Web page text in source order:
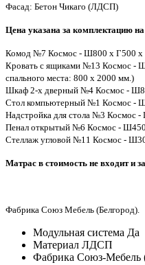
Фасад: Бетон Чикаго (ЛДСП)
Цена указана за комплектацию
Комод №7 Космос - Ш800 х Г500
Кровать с ящиками №13 Космос -
спального места: 800 х 2000 мм.)
Шкаф 2-х дверный №4 Космос -
Стол компьютерный №1 Космос -
Надстройка для стола №3 Космос
Пенал открытый №6 Космос -
Стеллаж угловой №11 Космос -
Матрас в стоимость не входит и
Фабрика Союз Мебель (Белгород).
Модульная система Да
Материал ЛДСП
Фабрика Союз-Мебель